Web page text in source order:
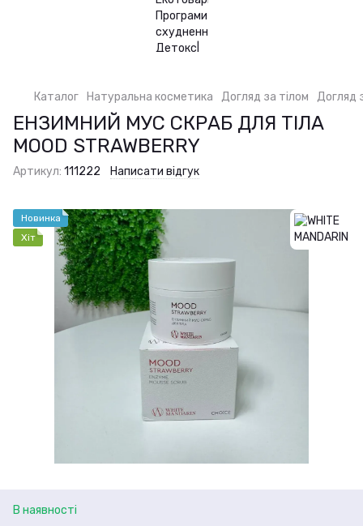
Каталог Натуральна косметика Догляд за тілом Догляд
ЕНЗИМНИЙ МУС СКРАБ ДЛЯ ТІЛА
MOOD STRAWBERRY
Артикул: 111222 Написати відгук
Новинка
Хіт
В наявності